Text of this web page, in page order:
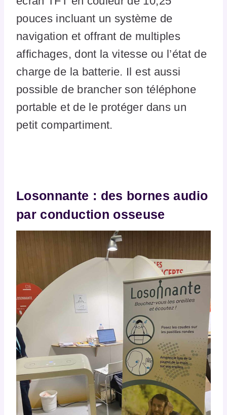
pouces incluant un système de
navigation et offrant de multiples
affichages, dont la vitesse ou l’état de
charge de la batterie. Il est aussi
possible de brancher son téléphone
portable et de le protéger dans un
petit compartiment.
Losonnante : des bornes audio
par conduction osseuse